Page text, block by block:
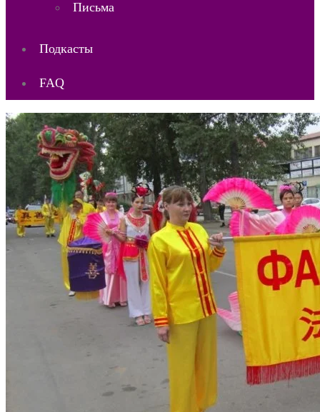
Письма
Подкасты
FAQ